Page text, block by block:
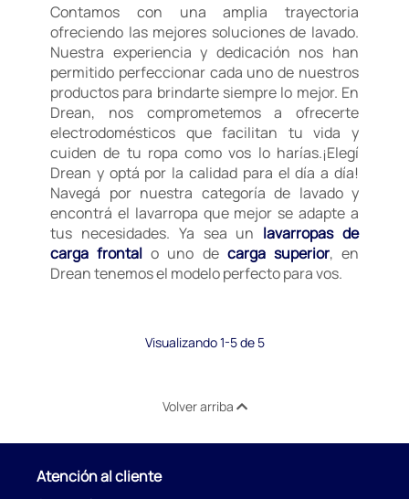
Contamos con una amplia trayectoria
ofreciendo las mejores soluciones de lavado.
Nuestra experiencia y dedicación nos han
permitido perfeccionar cada uno de nuestros
productos para brindarte siempre lo mejor. En
Drean, nos comprometemos a ofrecerte
electrodomésticos que facilitan tu vida y
cuiden de tu ropa como vos lo harías.¡Elegí
Drean y optá por la calidad para el día a día!
Navegá por nuestra categoría de lavado y
encontrá el lavarropa que mejor se adapte a
tus necesidades. Ya sea un lavarropas de
carga frontal o uno de carga superior, en
Drean tenemos el modelo perfecto para vos.
Visualizando 1-5 de 5
Volver arriba
Atención al cliente